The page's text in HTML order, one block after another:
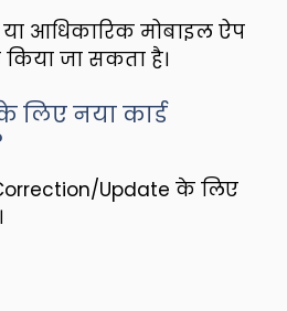
आधिकारिक मोबाइल ऐप
जा सकता है।
लिए नया कार्ड
Update के लिए